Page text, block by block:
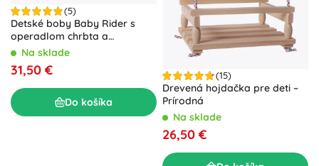
(5)
Detské boby Baby Rider s
operadlom chrbta a
popruhom
Na sklade
31,50 €
Do košíka
(15)
Drevená hojdačka pre deti –
Prírodná
Na sklade
26,50 €